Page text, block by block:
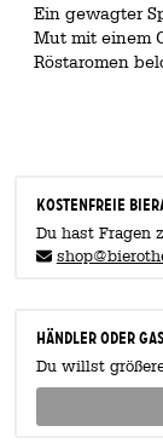
Ein gewagter
Mut mit einem
Röstaromen
KOSTENFREIE
Du hast Fragen
Händler oder
Du willst